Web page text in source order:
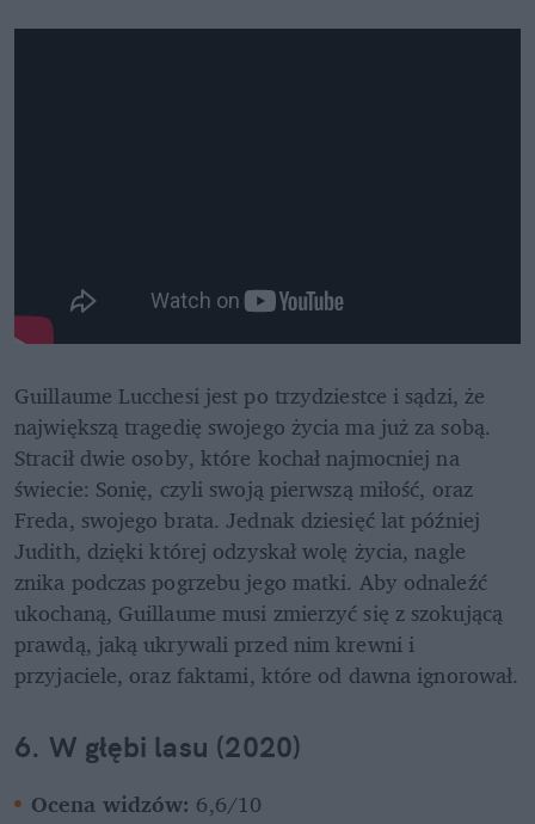
Guillaume Lucchesi jest po trzydziestce i sądzi, że
największą tragedię swojego życia ma już za sobą.
Stracił dwie osoby, które kochał najmocniej na
świecie: Sonię, czyli swoją pierwszą miłość, oraz
Freda, swojego brata. Jednak dziesięć lat później
Judith, dzięki której odzyskał wolę życia, nagle
znika podczas pogrzebu jego matki. Aby odnaleźć
ukochaną, Guillaume musi zmierzyć się z szokującą
prawdą, jaką ukrywali przed nim krewni i
przyjaciele, oraz faktami, które od dawna ignorował.
6. W głębi lasu (2020)
Ocena widzów: 6,6/10